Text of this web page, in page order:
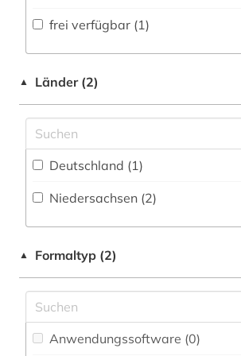
Militärwissenschaft (0)
Pädagogik (0)
Psychologie (0)
Wörterbuch, Enzyklopädie, Nachschlagwerk
frei verfügbar (1)
▲ Länder (2)
Deutschland (1)
Niedersachsen (2)
▲ Formaltyp (2)
Anwendungssoftware (0)